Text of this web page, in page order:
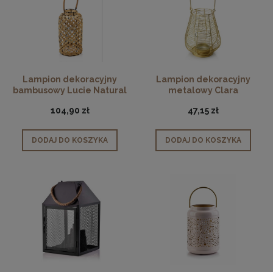
Lampion dekoracyjny
bambusowy Lucie Natural
104,90 zł
DODAJ DO KOSZYKA
Lampion dekoracyjny
metalowy Clara
47,15 zł
DODAJ DO KOSZYKA